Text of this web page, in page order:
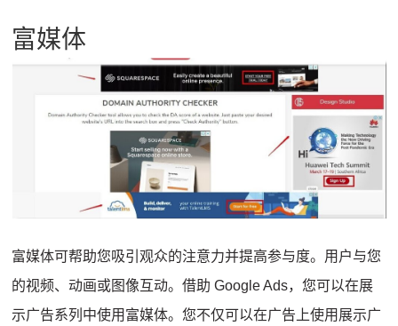
富媒体
富媒体可帮助您吸引观众的注意力并提高参与度。 用户与您
的视频、动画或图像互动。借助 Google Ads，您可以在展
示广告系列中使用富媒体。您不仅可以在广告上使用展示广